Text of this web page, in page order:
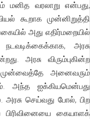
மனித வரலாறு என்பது,
கூறாக முன்னிறுத்தி
அது எதிர்மறையில்
அரசு
அரசு விரும்புகின்ற
முன்வைத்தே அனைவரும்
அந்த ஐக்கியமென்பது
செய்வது போல், பிற
கையாளக்